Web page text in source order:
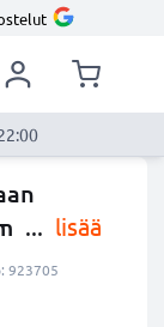
... lisää
923705